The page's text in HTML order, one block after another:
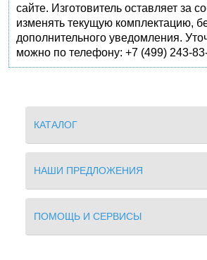
сайте. Изготовитель оставляет за
изменять текущую комплектацию,
дополнительного уведомления.
можно по телефону: +7 (499) 243-
КАТАЛОГ
НАШИ ПРЕДЛОЖЕНИЯ
ПОМОЩЬ И СЕРВИСЫ